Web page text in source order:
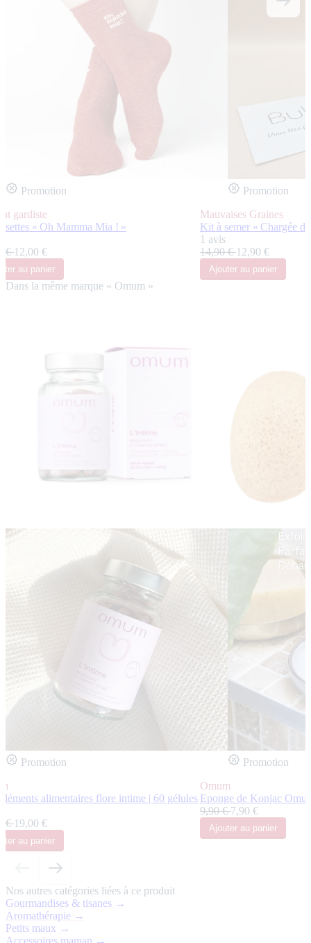
Promotion
gardiste
« Oh Mamma Mia ! »
€12,00 €
au panier
Promotion
Mauvaises Graines
Kit à semer « Chargée
1 avis
14,90 €12,90 €
Ajouter au panier
Dans la même marque « Omum »
Promotion
alimentaires flore intime | 60 gélules
€19,00 €
au panier
Promotion
Omum
Eponge de Konjac
9,90 €7,90 €
Ajouter au panier
Nos autres catégories liées à ce produit
Gourmandises & tisanes →
Aromathérapie →
Petits maux →